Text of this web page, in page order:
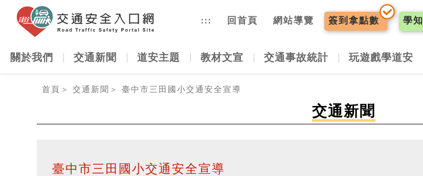
交通安全入口網
::: 回首頁 網站導覽 簽到 拿點數 學
關於我們 交通新聞 道安主題 教材文宣 交通事故統計 玩遊戲學道安
首頁 ＞ 交通新聞 ＞ 臺中市三田國小交通安全宣導
交通新聞
臺中市三田國小交通安全宣導